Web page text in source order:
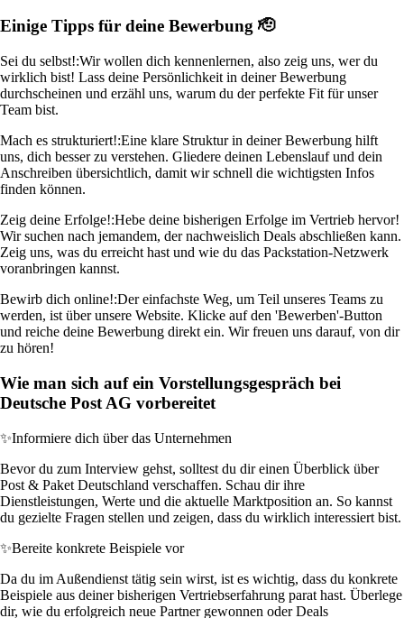
Einige Tipps für deine Bewerbung 🫡
Sei du selbst!:Wir wollen dich kennenlernen, also zeig uns, wer du
wirklich bist! Lass deine Persönlichkeit in deiner Bewerbung
durchscheinen und erzähl uns, warum du der perfekte Fit für unser
Team bist.
Mach es strukturiert!:Eine klare Struktur in deiner Bewerbung hilft
uns, dich besser zu verstehen. Gliedere deinen Lebenslauf und dein
Anschreiben übersichtlich, damit wir schnell die wichtigsten Infos
finden können.
Zeig deine Erfolge!:Hebe deine bisherigen Erfolge im Vertrieb hervor!
Wir suchen nach jemandem, der nachweislich Deals abschließen kann.
Zeig uns, was du erreicht hast und wie du das Packstation-Netzwerk
voranbringen kannst.
Bewirb dich online!:Der einfachste Weg, um Teil unseres Teams zu
werden, ist über unsere Website. Klicke auf den 'Bewerben'-Button
und reiche deine Bewerbung direkt ein. Wir freuen uns darauf, von dir
zu hören!
Wie man sich auf ein Vorstellungsgespräch bei
Deutsche Post AG vorbereitet
✨Informiere dich über das Unternehmen
Bevor du zum Interview gehst, solltest du dir einen Überblick über
Post & Paket Deutschland verschaffen. Schau dir ihre
Dienstleistungen, Werte und die aktuelle Marktposition an. So kannst
du gezielte Fragen stellen und zeigen, dass du wirklich interessiert bist.
✨Bereite konkrete Beispiele vor
Da du im Außendienst tätig sein wirst, ist es wichtig, dass du konkrete
Beispiele aus deiner bisherigen Vertriebserfahrung parat hast. Überlege
dir, wie du erfolgreich neue Partner gewonnen oder Deals